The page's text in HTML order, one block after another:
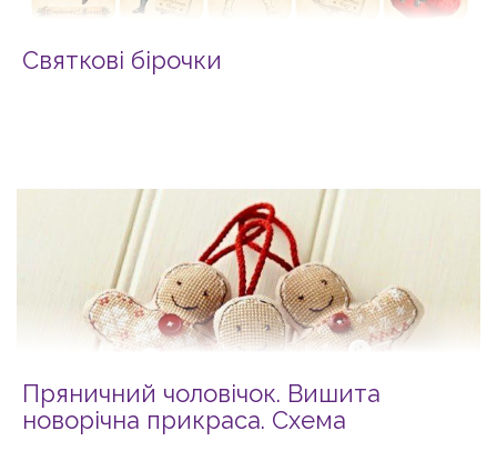
Святкові бірочки
Пряничний чоловічок. Вишита
новорічна прикраса. Схема